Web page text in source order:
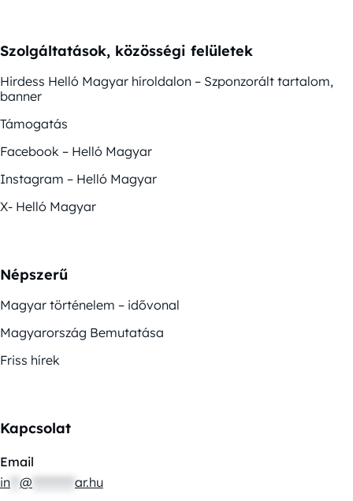
Szolgáltatások, közösségi felületek
Hirdess Helló Magyar híroldalon – Szponzorált tartalom,
banner
Támogatás
Facebook – Helló Magyar
Instagram – Helló Magyar
X- Helló Magyar
Népszerű
Magyar történelem – idővonal
Magyarország Bemutatása
Friss hírek
Kapcsolat
Email
in @ ar.hu